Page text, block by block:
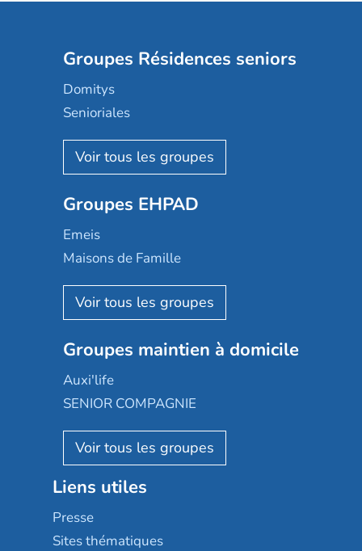
Groupes Résidences seniors
Domitys
Senioriales
Nohée
Les Résidentiels
Mobicap
Domusvi
Happy Senior
Aquarelia
Nexity edenea
Les jardins d'Arcadie
Reseda
Stella management
Les villages d'or
Sérénys
Résidences services Villa Médicis
Groupes EHPAD
Emeis
Maisons de Famille
Korian
Emera
Groupe SOS
Le Noble Âge
Almage
Résidalya
Groupe aplus
Groupes maintien à domicile
Auxi'life
SENIOR COMPAGNIE
AGE D'OR Services
Liens utiles
Presse
Sites thématiques